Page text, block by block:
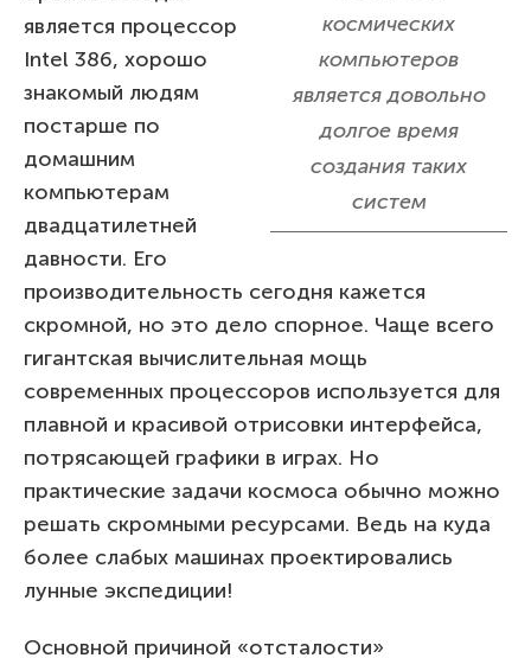
космических
компьютеров
является довольно
долгое время
создания таких
систем
является процессор
Intel 386, хорошо
знакомый людям
постарше по
домашним
компьютерам
двадцатилетней
давности. Его
производительность сегодня кажется
скромной, но это дело спорное. Чаще всего
гигантская вычислительная мощь
современных процессоров используется для
плавной и красивой отрисовки интерфейса,
потрясающей графики в играх. Но
практические задачи космоса обычно можно
решать скромными ресурсами. Ведь на куда
более слабых машинах проектировались
лунные экспедиции!
Основной причиной «отсталости»